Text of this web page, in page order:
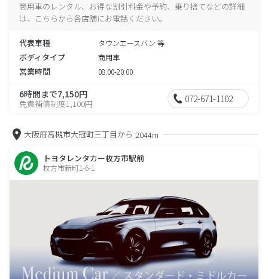
商用車のレンタル、お得な割引料金や予約、乗り捨てなどの詳細
は、こちらから各店舗にお電話ください。
代表車種 タウンエースバン 等
ボディタイプ 商用車
営業時間 08:00-20:00
6時間まで7,150円
免責補償制度1,100円 072-671-1102
大阪府高槻市大冠町三丁目から 2044m
トヨタレンタカー枚方市駅前
枚方市新町1-6-1